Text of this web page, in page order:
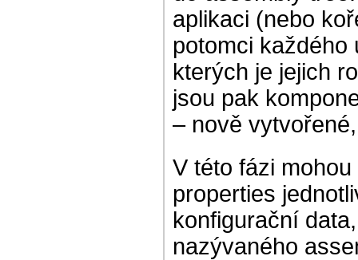
aplikaci (nebo
potomci každého
kterých je jejich
jsou pak
– nově
V této fázi
properties
konfigurační
nazývaného